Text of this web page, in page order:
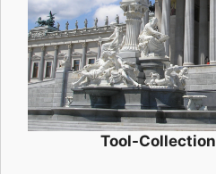
Tool-Collection